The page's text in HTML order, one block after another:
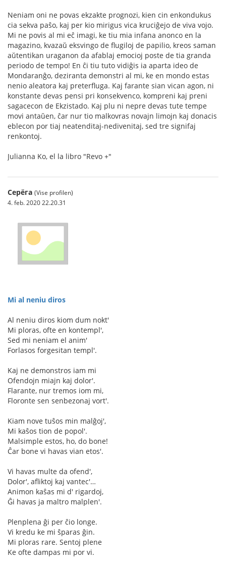
Neniam oni ne povas ekzakte prognozi, kien cin enkondukus
cia sekva paŝo, kaj per kio mirigus vica kruciĝejo de viva vojo.
Mi ne povis al mi eĉ imagi, ke tiu mia infana anonco en la
magazino, kvazaŭ eksvingo de flugiloj de papilio, kreos saman
aŭtentikan uraganon da afablaj emocioj poste de tia granda
periodo de tempo! En ĉi tiu tuto vidiĝis ia aparta ideo de
Mondaranĝo, deziranta demonstri al mi, ke en mondo estas
nenio aleatora kaj preterfluga. Kaj farante sian vican agon, ni
konstante devas pensi pri konsekvenco, kompreni kaj preni
sagacecon de Ekzistado. Kaj plu ni nepre devas tute tempe
movi antaŭen, ĉar nur tio malkovras novajn limojn kaj donacis
eblecon por tiaj neatenditaj-nedivenitaj, sed tre signifaj
renkontoj.
Julianna Ko, el la libro "Revo +"
Серёга (Vise profilen)
4. feb. 2020 22.20.31
Mi al neniu diros
Al neniu diros kiom dum nokt'
Mi ploras, ofte en kontempl',
Sed mi neniam el anim'
Forlasos forgesitan templ'.
Kaj ne demonstros iam mi
Ofendojn miajn kaj dolor'.
Flarante, nur tremos iom mi,
Floronte sen senbezonaj vort'.
Kiam nove tuŝos min malĝoj',
Mi kaŝos tion de popol'.
Malsimple estos, ho, do bone!
Ĉar bone vi havas vian etos'.
Vi havas multe da ofend',
Dolor', afliktoj kaj vantec'…
Animon kaŝas mi d' rigardoj,
Ĝi havas ja maltro malplen'.
Plenplena ĝi per ĉio longe.
Vi kredu ke mi ŝparas ĝin.
Mi ploras rare. Sentoj plene
Ke ofte dampas mi por vi.